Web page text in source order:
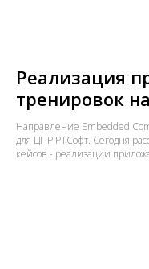
Реализация
тренировок
Направление Embedded
для ЦПР РТСофт. Сегодня
кейсов - реализации